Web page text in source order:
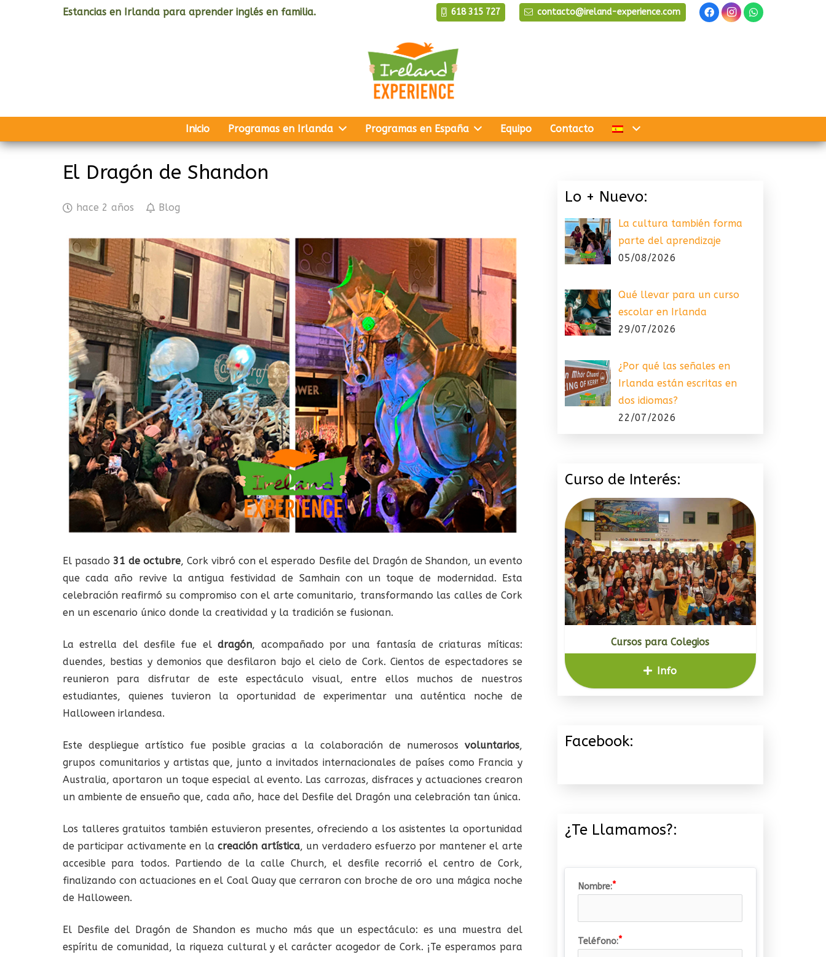
Estancias en Irlanda para aprender inglés en familia. 618 315 727 contacto@ireland-experience.com
Inicio Programas en Irlanda Programas en España Equipo Contacto
El Dragón de Shandon
hace 2 años Blog
El pasado31 de octubre, Cork vibró con el esperado Desfile del Dragón de Shandon, un evento
que cada año revive la antigua festividad de Samhain con un toque de modernidad. Esta
celebración reafirmó su compromiso con el arte comunitario, transformando las calles de Cork
en un escenario único donde la creatividad y la tradición se fusionan.
La estrella del desfile fue eldragón, acompañado por una fantasía de criaturas míticas:
duendes, bestias y demonios que desfilaron bajo el cielo de Cork. Cientos de espectadores se
reunieron para disfrutar de este espectáculo visual, entre ellos muchos de nuestros
estudiantes, quienes tuvieron la oportunidad de experimentar una auténtica noche de
Halloween irlandesa.
Este despliegue artístico fue posible gracias a la colaboración de numerosos voluntarios,
grupos comunitarios y artistas que, junto a invitados internacionales de países como Francia y
Australia, aportaron un toque especial al evento. Las carrozas, disfraces y actuaciones crearon
un ambiente de ensueño que, cada año, hace del Desfile del Dragón una celebración tan única.
Los talleres gratuitos también estuvieron presentes, ofreciendo a los asistentes la oportunidad
de participar activamente en lacreación artística, un verdadero esfuerzo por mantener el arte
accesible para todos. Partiendo de la calle Church, el desfile recorrió el centro de Cork,
finalizando con actuaciones en el Coal Quay que cerraron con broche de oro una mágica noche
de Halloween.
El Desfile del Dragón de Shandon es mucho más que un espectáculo: es una muestra del
espíritu de comunidad, la riqueza cultural y el carácter acogedor de Cork. ¡Te esperamos para
Lo + Nuevo:
La cultura también forma
parte del aprendizaje
05/08/2026
Qué llevar para un curso
escolar en Irlanda
29/07/2026
¿Por qué las señales en
Irlanda están escritas en
dos idiomas?
22/07/2026
Curso de Interés:
Cursos para Colegios
Info
Facebook:
¿Te Llamamos?:
Nombre:
Teléfono: